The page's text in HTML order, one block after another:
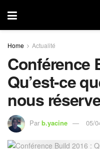
Home Actualité
Conférence
Qu’est-ce
nous
Par b.yacine 05/